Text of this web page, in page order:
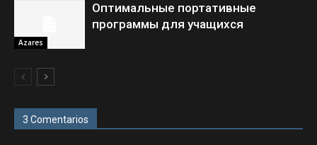
Azares
Оптимальные портативные
программы для учащихся
3 Comentarios